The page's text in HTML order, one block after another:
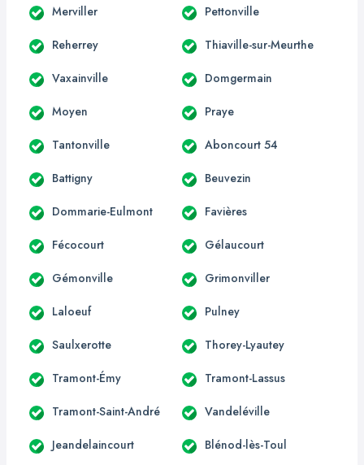
Merviller Pettonville
Reherrey Thiaville-sur-Meurthe
Vaxainville Domgermain
Moyen Praye
Tantonville Aboncourt 54
Battigny Beuvezin
Dommarie-Eulmont Favières
Fécocourt Gélaucourt
Gémonville Grimonviller
Laloeuf Pulney
Saulxerotte Thorey-Lyautey
Tramont-Émy Tramont-Lassus
Tramont-Saint-André Vandeléville
Jeandelaincourt Blénod-lès-Toul